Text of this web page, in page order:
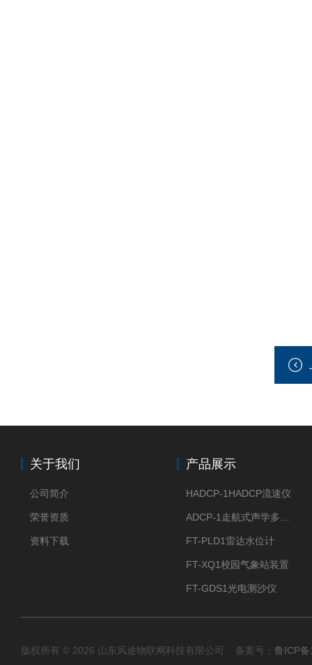
关于我们
公司简介
荣誉资质
资料下载
产品展示
HADCP-1HADCP流速仪
FT-PLD1雷达水位计
FT-XQ1校园气象站装置
FT-GDS1光电测沙仪
版权所有 © 2026 山东风途物联网科技有限公司 备案号： 鲁ICP